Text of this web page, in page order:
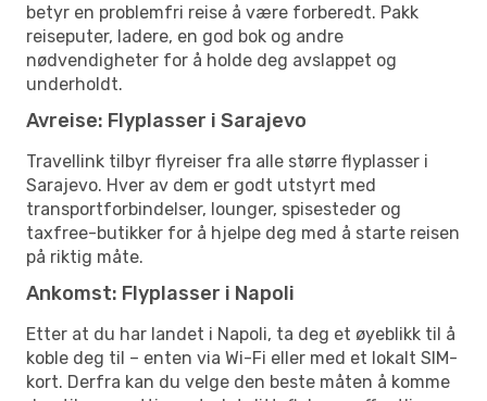
betyr en problemfri reise å være forberedt. Pakk
reiseputer, ladere, en god bok og andre
nødvendigheter for å holde deg avslappet og
underholdt.
Avreise: Flyplasser i Sarajevo
Travellink tilbyr flyreiser fra alle større flyplasser i
Sarajevo. Hver av dem er godt utstyrt med
transportforbindelser, lounger, spisesteder og
taxfree-butikker for å hjelpe deg med å starte reisen
på riktig måte.
Ankomst: Flyplasser i Napoli
Etter at du har landet i Napoli, ta deg et øyeblikk til å
koble deg til – enten via Wi-Fi eller med et lokalt SIM-
kort. Derfra kan du velge den beste måten å komme